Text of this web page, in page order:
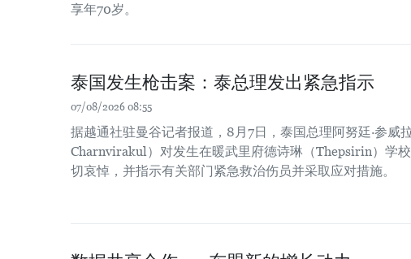
享年70岁。
泰国发生枪击案：泰总理发出紧急指示
07/08/2026 08:55
据越通社驻曼谷记者报道，8月7日，泰国总理阿努廷·参威
Charnvirakul）对发生在暖武里府德诗琳（Thepsirin）学
切哀悼，并指示有关部门紧急救治伤员并采取应对措施。